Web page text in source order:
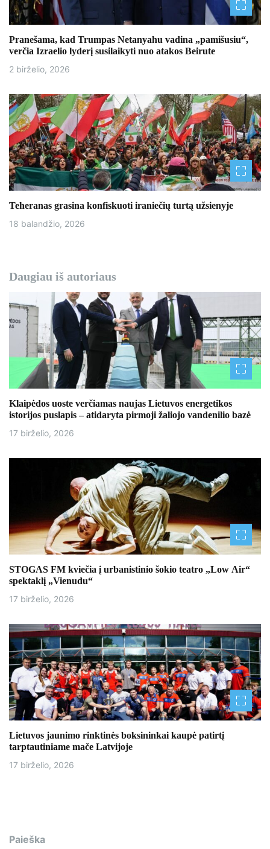
ų
Pranešama, kad Trumpas Netanyahu vadina „pamišusiu“,
verčia Izraelio lyderį susilaikyti nuo atakos Beirute
2 birželio, 2026
Teheranas grasina konfiskuoti iraniečių turtą užsienyje
18 balandžio, 2026
Daugiau iš autoriaus
Klaipėdos uoste verčiamas naujas Lietuvos energetikos
istorijos puslapis – atidaryta pirmoji žaliojo vandenilio bazė
17 birželio, 2026
STOGAS FM kviečia į urbanistinio šokio teatro „Low Air“
spektaklį „Vienudu“
17 birželio, 2026
Lietuvos jaunimo rinktinės boksininkai kaupė patirtį
tarptautiniame mače Latvijoje
17 birželio, 2026
Paieška